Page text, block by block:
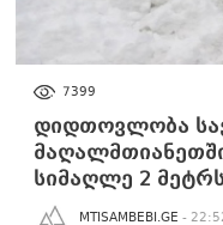
7399
დიდთოვლობა
სიმაღლე 2
MTISAMBEBI.GE -